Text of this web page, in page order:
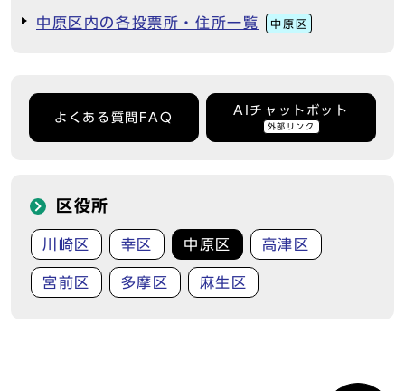
中原区内の各投票所・住所一覧 中原区
よくある質問FAQ
AIチャットボット
外部リンク
区役所
川崎区 幸区 中原区 高津区
宮前区 多摩区 麻生区